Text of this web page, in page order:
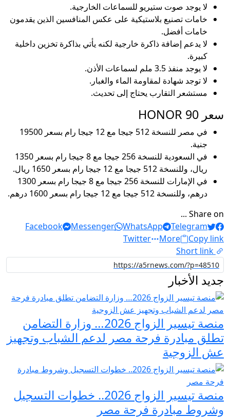
لا يوجد صوت ستيريو للسماعات الخارجية.
خامات تصنيع بلاستيكية على عكس المنافسين الذين يقدمون
خامات أفضل.
لا يدعم إضافة ذاكرة خارجية لكنه يأتي بذاكرة تخزين داخلية
كبيرة.
لا يوجد منفذ 3.5 ملم لسماعات الأذن.
لا توجد شهادة لمقاومة الماء والغبار.
مستشعر التقارب يحتاج إلى تحديث.
سعر HONOR 90
في مصر للنسخة 512 جيجا مع 12 جيجا رام بسعر 19500
جنية.
في السعودية للنسخة 256 جيجا مع 8 جيجا رام بسعر 1350
ريال، وللنسخة 512 جيجا مع 12 جيجا رام بسعر 1650 ريال.
في الإمارات للنسخة 256 جيجا مع 8 جيجا رام بسعر 1300
درهم، وللنسخة 512 جيجا مع 12 جيجا رام بسعر 1600 درهم.
Share on ...
Facebook
Messenger WhatsApp
Telegram
Twitter
More
Copy link
Short link
جديد الأخبار
منصة تيسير الزواج 2026… وزارة التضامن
تطلق مبادرة فرحة مصر لدعم الشباب وتجهيز
عش الزوجية
منصة تيسير الزواج 2026.. خطوات التسجيل
وشروط مبادرة فرحة مصر